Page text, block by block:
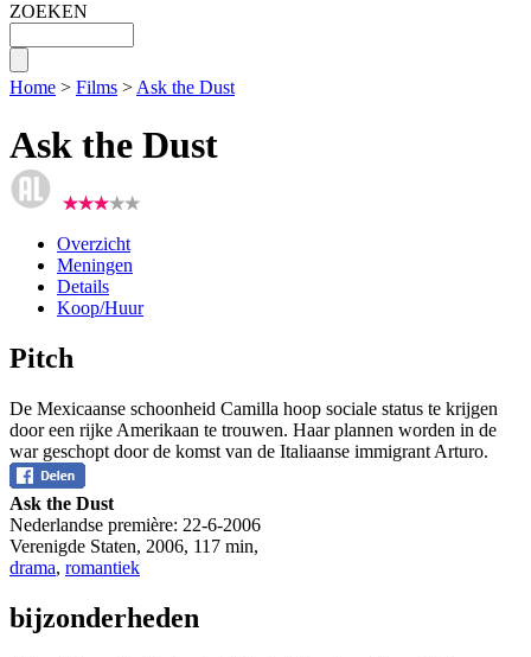
ZOEKEN
Home > Films > Ask the Dust
Ask the Dust
Overzicht
Meningen
Details
Koop/Huur
Pitch
De Mexicaanse schoonheid Camilla hoop sociale status te krijgen
door een rijke Amerikaan te trouwen. Haar plannen worden in de
war geschopt door de komst van de Italiaanse immigrant Arturo.
Ask the Dust
Nederlandse première: 22-6-2006
Verenigde Staten, 2006, 117 min,
drama, romantiek
bijzonderheden